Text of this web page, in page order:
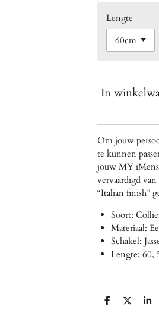
Lengte
In
Om jouw
te kunnen
jouw MY
vervaardigd
“Italian finish”
Soort:
Materiaal:
Schakel:
Lengte: 60,
D
D
S